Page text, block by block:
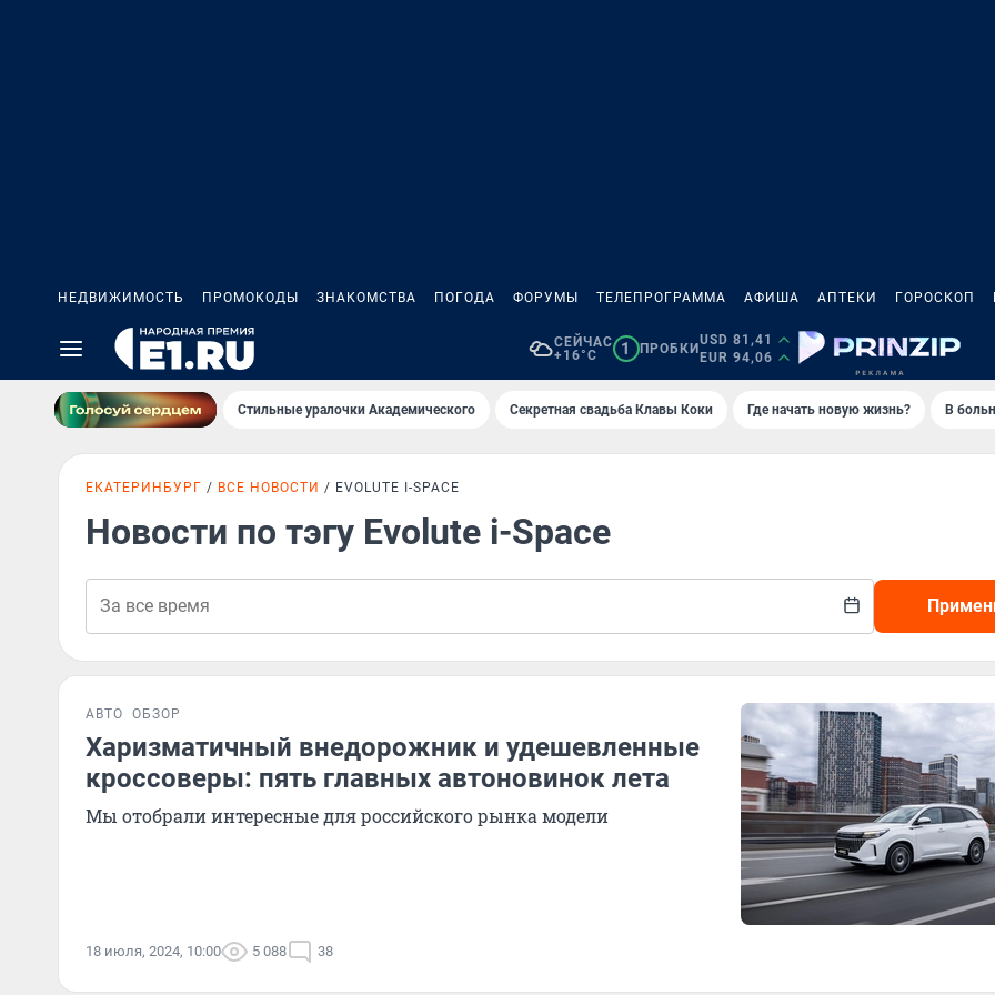
НЕДВИЖИМОСТЬ ПРОМОКОДЫ ЗНАКОМСТВА ПОГОДА ФОРУМЫ ТЕЛЕПРОГРАММА АФИША АПТЕКИ ГОРОСКОП
СЕЙЧАС
+16°C
1 ПРОБКИ
USD 81,41
EUR 94,06
Стильные уралочки Академического Секретная свадьба Клавы Коки Где начать новую жизнь? В
ЕКАТЕРИНБУРГ ВСЕ НОВОСТИ EVOLUTE I-SPACE
Новости по тэгу Evolute i-Space
АВТО ОБЗОР
Харизматичный внедорожник и удешевленные
кроссоверы: пять главных автоновинок лета
Мы отобрали интересные для российского рынка модели
18 июля, 2024, 10:00 5 088 38